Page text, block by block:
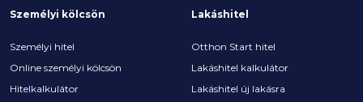
Személyi kölcsön
Személyi hitel
Online személyi kölcsön
Hitelkalkulátor
Lakáshitel
Otthon Start hitel
Lakáshitel kalkulátor
Lakáshitel új lakásra